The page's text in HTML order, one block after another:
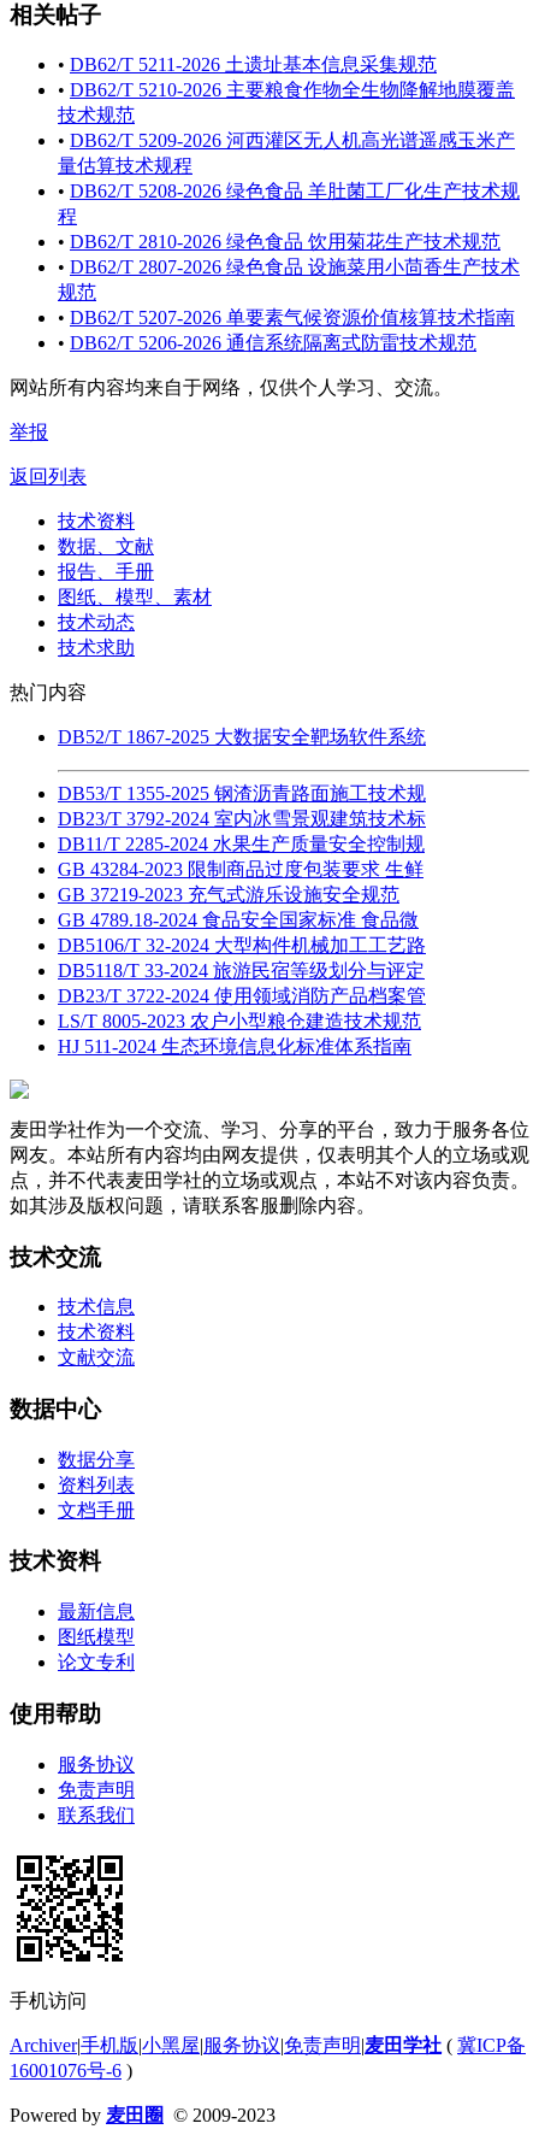
相关帖子
• DB62/T 5211-2026 土遗址基本信息采集规范
• DB62/T 5210-2026 主要粮食作物全生物降解地膜覆盖
技术规范
• DB62/T 5209-2026 河西灌区无人机高光谱遥感玉米产
量估算技术规程
• DB62/T 5208-2026 绿色食品 羊肚菌工厂化生产技术规
程
• DB62/T 2810-2026 绿色食品 饮用菊花生产技术规范
• DB62/T 2807-2026 绿色食品 设施菜用小茴香生产技术
规范
• DB62/T 5207-2026 单要素气候资源价值核算技术指南
• DB62/T 5206-2026 通信系统隔离式防雷技术规范
网站所有内容均来自于网络，仅供个人学习、交流。
举报
返回列表
技术资料
数据、文献
报告、手册
图纸、模型、素材
技术动态
技术求助
热门内容
DB52/T 1867-2025 大数据安全靶场软件系统
DB53/T 1355-2025 钢渣沥青路面施工技术规
DB23/T 3792-2024 室内冰雪景观建筑技术标
DB11/T 2285-2024 水果生产质量安全控制规
GB 43284-2023 限制商品过度包装要求 生鲜
GB 37219-2023 充气式游乐设施安全规范
GB 4789.18-2024 食品安全国家标准 食品微
DB5106/T 32-2024 大型构件机械加工工艺路
DB5118/T 33-2024 旅游民宿等级划分与评定
DB23/T 3722-2024 使用领域消防产品档案管
LS/T 8005-2023 农户小型粮仓建造技术规范
HJ 511-2024 生态环境信息化标准体系指南
麦田学社作为一个交流、学习、分享的平台，致力于服务各位
网友。本站所有内容均由网友提供，仅表明其个人的立场或观
点，并不代表麦田学社的立场或观点，本站不对该内容负责。
如其涉及版权问题，请联系客服删除内容。
技术交流
技术信息
技术资料
文献交流
数据中心
数据分享
资料列表
文档手册
技术资料
最新信息
图纸模型
论文专利
使用帮助
服务协议
免责声明
联系我们
手机访问
Archiver|手机版|小黑屋|服务协议|免责声明|麦田学社 ( 冀ICP备
16001076号-6 )
Powered by 麦田圈 © 2009-2023